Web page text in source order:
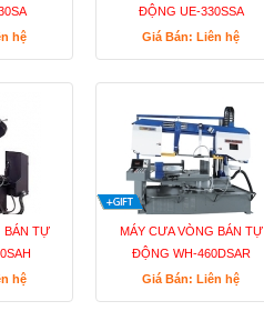
hệ
ĐỘNG UE-330SSA
Giá Bán: Liên hệ
BÁN TỰ
hệ
MÁY CƯA VÒNG BÁN TỰ
ĐỘNG WH-460DSAR
Giá Bán: Liên hệ